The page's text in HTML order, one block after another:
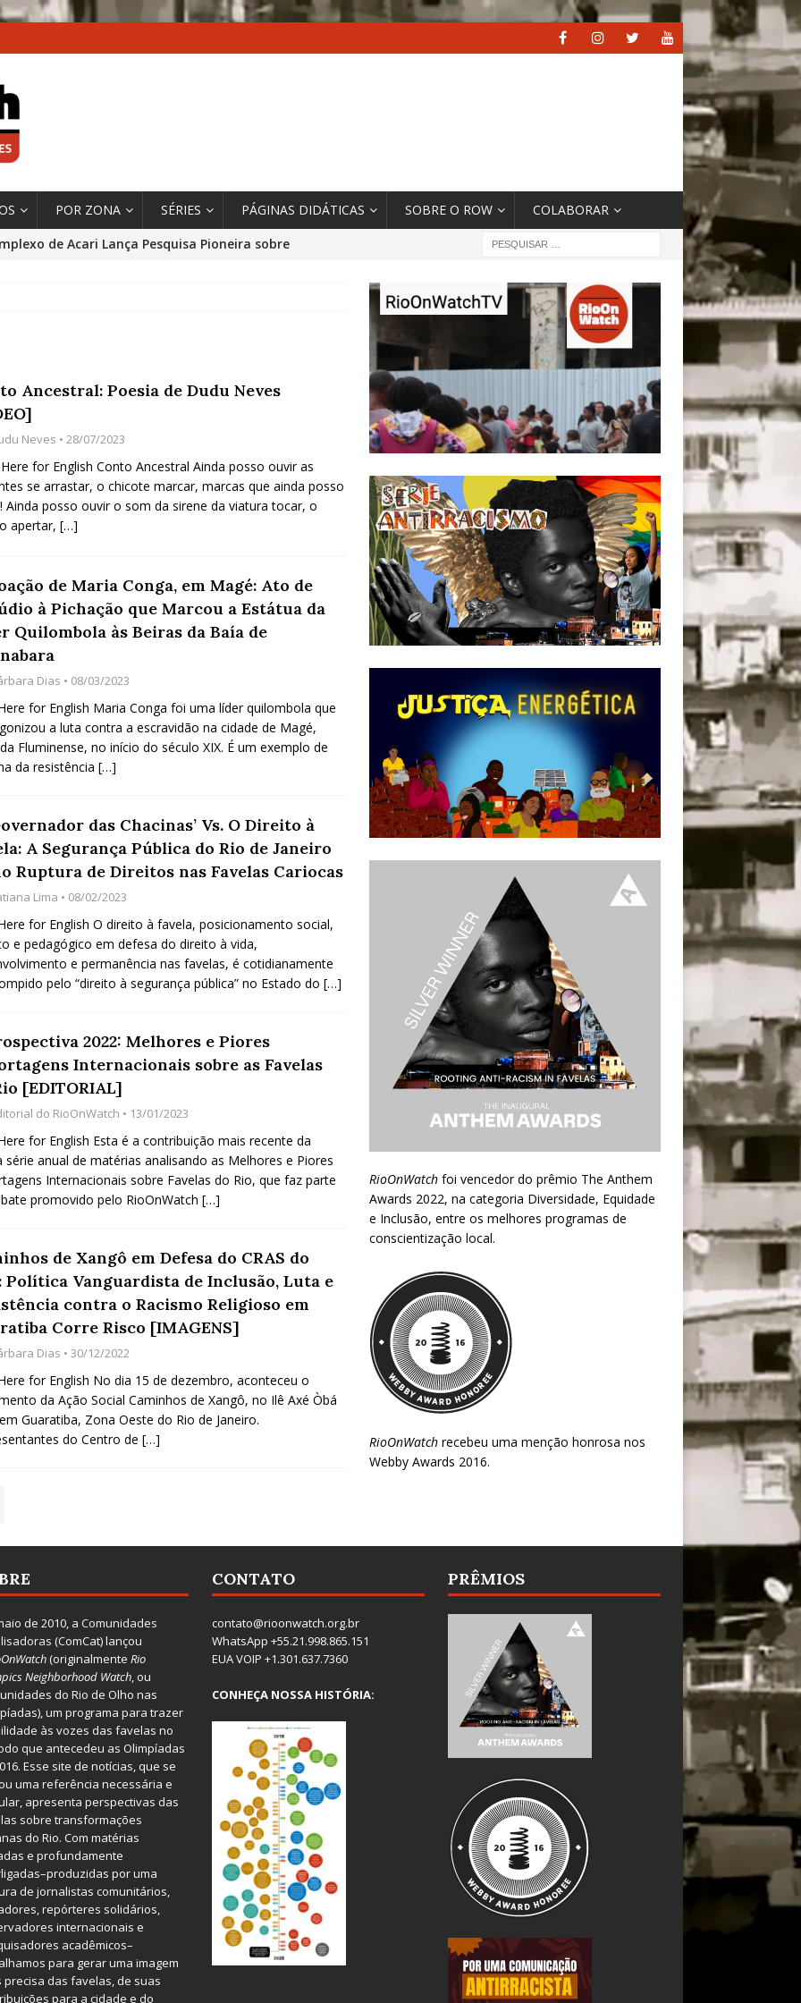
POR ZONA SÉRIES PÁGINAS DIDÁTICAS SOBRE O ROW COLABORAR
de Acari Lança Pesquisa Pioneira sobre
Cidades
*DESTAQUE
Começou com uma Praça em Ramos [OPINIÃO]
Agroecológico com os Povos das Águas Reúne
e Inauguração da Feira da Praia do Remanso
Fluminenses, Cronicamente Abandonados,
Nova Via Mobilidade 10 Anos Após Rio2016
Ancestral: Poesia de Dudu Neves
Neves • 28/07/2023
for English Conto Ancestral Ainda posso ouvir as
se arrastar, o chicote marcar, marcas que ainda posso
Ainda posso ouvir o som da sirene da viatura tocar, o
apertar, […]
de Maria Conga, em Magé: Ato de
à Pichação que Marcou a Estátua da
Quilombola às Beiras da Baía de
Dias • 08/03/2023
for English Maria Conga foi uma líder quilombola que
a luta contra a escravidão na cidade de Magé,
Fluminense, no início do século XIX. É um exemplo de
da resistência […]
das Chacinas’ Vs. O Direito à
A Segurança Pública do Rio de Janeiro
Ruptura de Direitos nas Favelas Cariocas
Lima • 08/02/2023
for English O direito à favela, posicionamento social,
e pedagógico em defesa do direito à vida,
e permanência nas favelas, é cotidianamente
pelo “direito à segurança pública” no Estado do […]
2022: Melhores e Piores
Internacionais sobre as Favelas
[EDITORIAL]
do RioOnWatch • 13/01/2023
for English Esta é a contribuição mais recente da
série anual de matérias analisando as Melhores e Piores
Internacionais sobre Favelas do Rio, que faz parte
promovido pelo RioOnWatch […]
de Xangô em Defesa do CRAS do
Política Vanguardista de Inclusão, Luta e
contra o Racismo Religioso em
Corre Risco [IMAGENS]
Dias • 30/12/2022
for English No dia 15 de dezembro, aconteceu o
da Ação Social Caminhos de Xangô, no Ilê Axé Òbá
Guaratiba, Zona Oeste do Rio de Janeiro.
do Centro de […]
RioOnWatchfoi vencedor do prêmio The Anthem
Awards 2022, na categoria Diversidade, Equidade
e Inclusão, entre os melhores programas de
conscientização local.
RioOnWatchrecebeu uma menção honrosa nos
Webby Awards 2016.
de 2010, a Comunidades
(ComCat) lançou
(originalmente Rio
Neighborhood Watch, ou
do Rio de Olho nas
um programa para trazer
às vozes das favelas no
que antecedeu as Olimpíadas
Esse site de notícias, que se
uma referência necessária e
apresenta perspectivas das
sobre transformações
do Rio. Com matérias
e profundamente
por uma
de jornalistas comunitários,
repórteres solidários,
internacionais e
acadêmicos–
para gerar uma imagem
precisa das favelas, de suas
para a cidade e do
CONTATO
contato@rioonwatch.org.br
WhatsApp +55.21.998.865.151
EUA VOIP +1.301.637.7360
CONHEÇA NOSSA HISTÓRIA:
PRÊMIOS